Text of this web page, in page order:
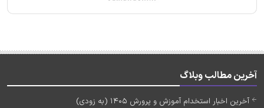
آخرین مطالب وبلاگ
آخرین اخبار استخدام آموزش و پرورش 1405 (به زودی)